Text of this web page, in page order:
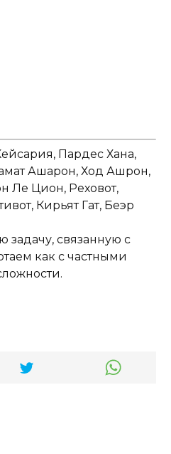
Пардес Хана,
Ашарон, Ход Ашрон,
Ле Цион, Реховот,
Кирьят Гат, Беэр
связанную с
как с частными